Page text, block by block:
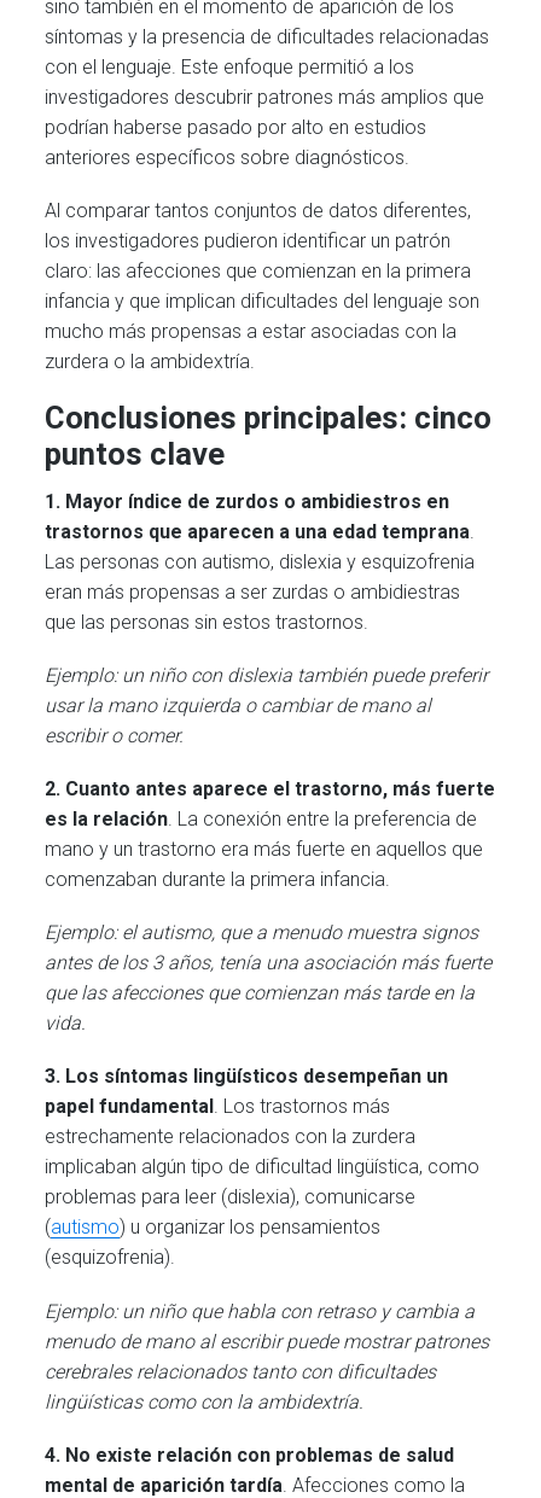
sino también en el momento de aparición de los
síntomas y la presencia de dificultades relacionadas
con el lenguaje. Este enfoque permitió a los
investigadores descubrir patrones más amplios que
podrían haberse pasado por alto en estudios
anteriores específicos sobre diagnósticos.
Al comparar tantos conjuntos de datos diferentes,
los investigadores pudieron identificar un patrón
claro: las afecciones que comienzan en la primera
infancia y que implican dificultades del lenguaje son
mucho más propensas a estar asociadas con la
zurdera o la ambidextría.
Conclusiones principales: cinco
puntos clave
1. Mayor índice de zurdos o ambidiestros en
trastornos que aparecen a una edad temprana
Las personas con autismo, dislexia y esquizofrenia
eran más propensas a ser zurdas o ambidiestras
que las personas sin estos trastornos.
Ejemplo: un niño con dislexia también puede preferir
usar la mano izquierda o cambiar de mano al
escribir o comer.
2. Cuanto antes aparece el trastorno, más fuerte
es la relación. La conexión entre la preferencia de
mano y un trastorno era más fuerte en aquellos que
comenzaban durante la primera infancia.
Ejemplo: el autismo, que a menudo muestra signos
antes de los 3 años, tenía una asociación más fuerte
que las afecciones que comienzan más tarde en la
vida.
3. Los síntomas lingüísticos desempeñan un
papel fundamental . Los trastornos más
estrechamente relacionados con la zurdera
implicaban algún tipo de dificultad lingüística, como
problemas para leer (dislexia), comunicarse
(autismo) u organizar los pensamientos
(esquizofrenia).
Ejemplo: un niño que habla con retraso y cambia a
menudo de mano al escribir puede mostrar patrones
cerebrales relacionados tanto con dificultades
lingüísticas como con la ambidextría.
4. No existe relación con problemas de salud
mental de aparición tardía . Afecciones como la